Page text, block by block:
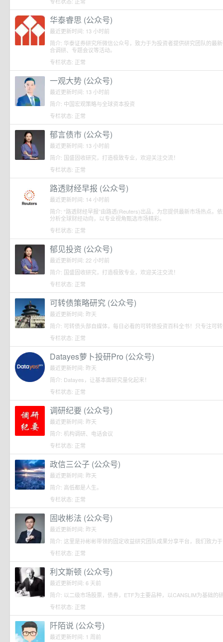
华泰睿思 (公众号)
最近更新时间: 13 小时前
简介: 华泰证券研究所微信公众号，致力于为投资者提供研究团队的最
合调研、专题会议等活动。
专栏状态: 正常
一观大势 (公众号)
最近更新时间: 13 小时前
简介: 中国宏观策略与全球资本投资
专栏状态: 正常
郁言债市 (公众号)
最近更新时间: 13 小时前
简介: 国盛固收研究，打造极致专业，欢迎关注交流！
专栏状态: 正常
路透财经早报 (公众号)
最近更新时间: 14 小时前
简介: “路透财经早报”由路透(Reuters)出品，为您提供最新市场热点。
分析全球财经动向，以专业视角甄选市场精彩。
专栏状态: 正常
郁见投资 (公众号)
最近更新时间: 22 小时前
简介: 国盛固收研究，打造极致专业，欢迎关注交流！
专栏状态: 正常
可转债策略研究 (公众号)
最近更新时间: 昨天
简介: 可转债头部自媒体，每日必看的可转债投资百科全书！只专注可
专栏状态: 正常
Datayes萝卜投研Pro (公众号)
最近更新时间: 昨天
简介: Datayes，让基本面研究量化起来！
专栏状态: 正常
调研纪要 (公众号)
最近更新时间: 昨天
简介: 机构调研、电话会议
专栏状态: 正常
政信三公子 (公众号)
最近更新时间: 昨天
简介: 高低都是人生。
专栏状态: 正常
固收彬法 (公众号)
最近更新时间: 昨天
简介: 这里是孙彬彬带领的固定收益研究团队成果分享平台，我们致力
专栏状态: 正常
利文斯顿 (公众号)
最近更新时间: 6 天前
简介: 以二级市场股票，债券，ETF为主要品种，以CANSLIM为基础的
专栏状态: 正常
阡陌说 (公众号)
最近更新时间: 1 周前